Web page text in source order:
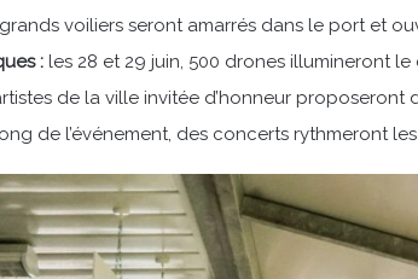
voiliers seront amarrés dans le port et
: les 28 et 29 juin, 500 drones illumineront
de la ville invitée d’honneur
de l’événement, des concerts rythmeront